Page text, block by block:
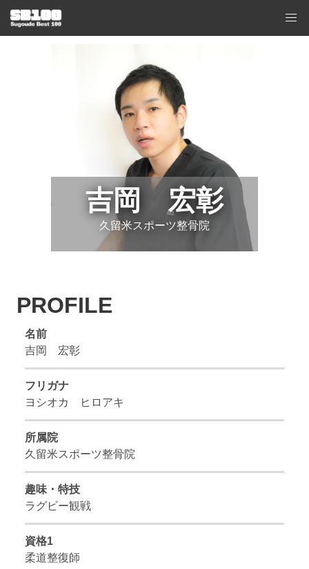
吉岡 宏彰
久留米スポーツ整骨院
PROFILE
名前
吉岡 宏彰
フリガナ
ヨシオカ ヒロアキ
所属院
久留米スポーツ整骨院
趣味・特技
ラグビー観戦
資格1
柔道整復師